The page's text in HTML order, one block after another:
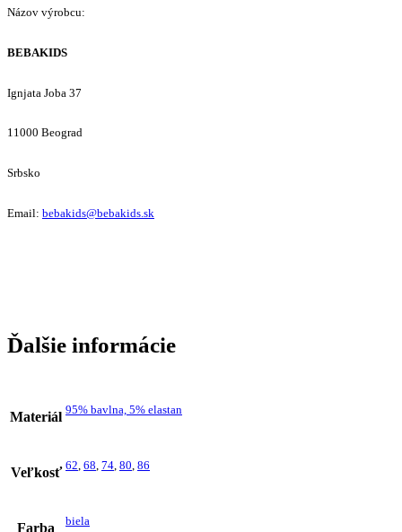
Názov výrobcu:
BEBAKIDS
Ignjata Joba 37
11000 Beograd
Srbsko
Email: bebakids@bebakids.sk
Ďalšie informácie
Materiál 95% bavlna, 5% elastan
Veľkosť 62, 68, 74, 80, 86
Farba biela